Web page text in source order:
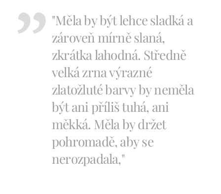
"Měla by být lehce sladká a
zároveň mírně slaná,
zkrátka lahodná. Středně
velká zrna výrazné
zlatožluté barvy by neměla
být ani příliš tuhá, ani
měkká. Měla by držet
pohromadě, aby se
nerozpadala,"